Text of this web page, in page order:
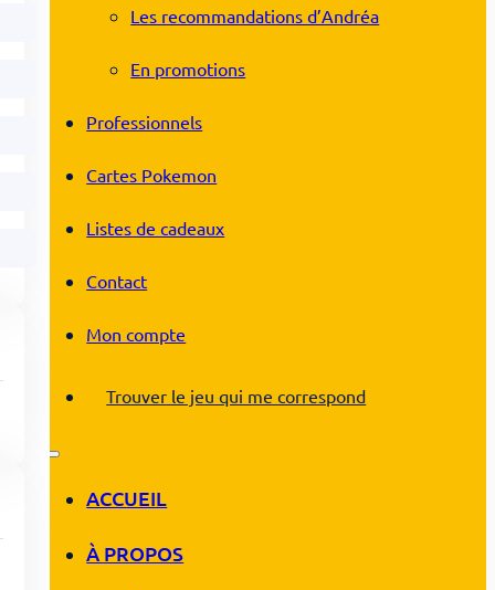
Les recommandations d’Andréa
En promotions
Professionnels
Cartes Pokemon
Listes de cadeaux
Contact
Mon compte
Trouver le jeu qui me correspond
ACCUEIL
À PROPOS